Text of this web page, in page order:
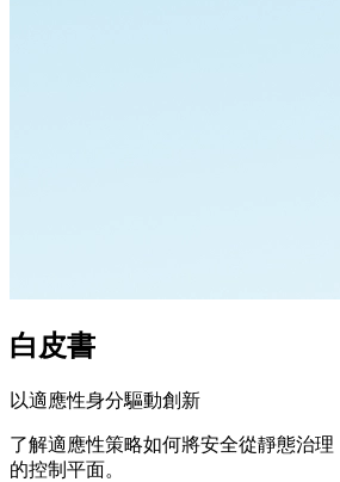
白皮書
以適應性身分驅動創新
了解適應性策略如何將安全從靜態治
的控制平面。